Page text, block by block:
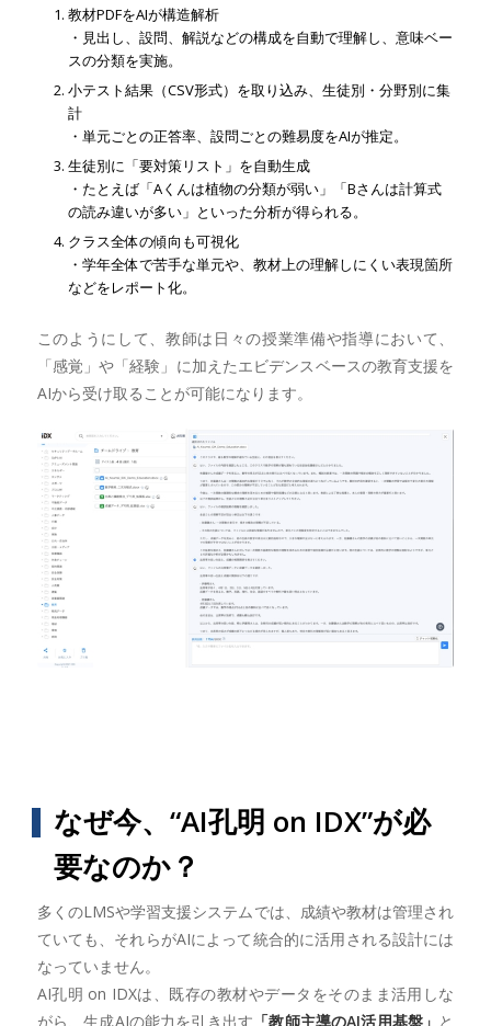
教材PDFをAIが構造解析
・見出し、設問、解説などの構成を自動で理解し、意味ベー
スの分類を実施。
小テスト結果（CSV形式）を取り込み、生徒別・分野別に集
計
・単元ごとの正答率、設問ごとの難易度をAIが推定。
生徒別に「要対策リスト」を自動生成
・たとえば「Aくんは植物の分類が弱い」「Bさんは計算式
の読み違いが多い」といった分析が得られる。
クラス全体の傾向も可視化
・学年全体で苦手な単元や、教材上の理解しにくい表現箇所
などをレポート化。
このようにして、教師は日々の授業準備や指導において、
「感覚」や「経験」に加えたエビデンスベースの教育支援を
AIから受け取ることが可能になります。
なぜ今、“AI孔明 on IDX”が必
要なのか？
多くのLMSや学習支援システムでは、成績や教材は管理され
ていても、それらがAIによって統合的に活用される設計には
なっていません。
AI孔明 on IDXは、既存の教材やデータをそのまま活用しな
がら、生成AIの能力を引き出す 「教師主導のAI活用基盤」 と